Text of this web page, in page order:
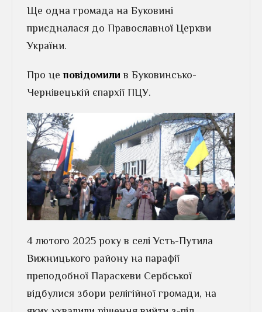
Ще одна громада на Буковині
приєдналася до Православної Церкви
України.
Про цеповідомили в Буковинсько-
Чернівецькій єпархії ПЦУ.
4 лютого 2025 року в селі Усть-Путила
Вижницького району на парафії
преподобної Параскеви Сербської
відбулися збори релігійної громади, на